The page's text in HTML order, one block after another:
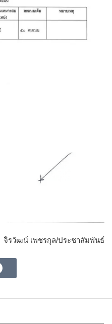
จิรวัฒน์ เพชรกุล/ประชาสัมพันธ์